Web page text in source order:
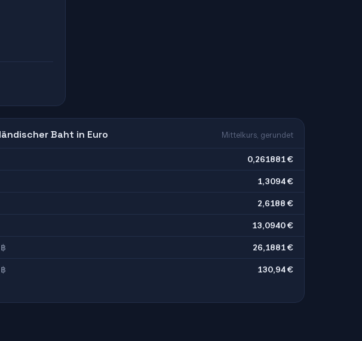
Baht in Euro Mittelkurs, gerundet
0,261881 €
1,3094 €
2,6188 €
13,0940 €
26,1881 €
130,94 €